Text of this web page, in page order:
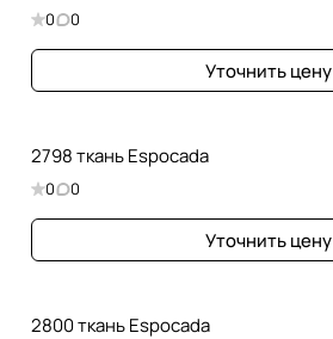
0 0
Уточнить цену
2798 ткань Espocada
0 0
Уточнить цену
2800 ткань Espocada